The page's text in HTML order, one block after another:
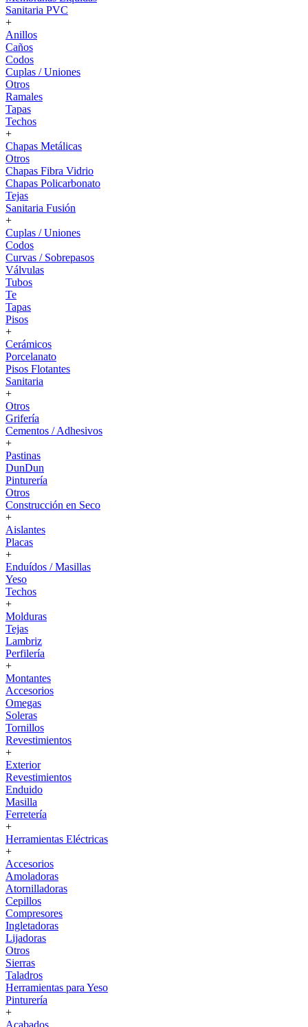
Sanitaria PVC
+
Anillos
Caños
Codos
Cuplas / Uniones
Otros
Ramales
Tapas
Techos
+
Chapas Metálicas
Otros
Chapas Fibra Vidrio
Chapas Policarbonato
Tejas
Sanitaria Fusión
+
Cuplas / Uniones
Codos
Curvas / Sobrepasos
Válvulas
Tubos
Te
Tapas
Pisos
+
Cerámicos
Porcelanato
Pisos Flotantes
Sanitaria
+
Otros
Grifería
Cementos / Adhesivos
+
Pastinas
DunDun
Pinturería
Otros
Construcción en Seco
+
Aislantes
Placas
+
Enduídos / Masillas
Yeso
Techos
+
Molduras
Tejas
Lambriz
Perfilería
+
Montantes
Accesorios
Omegas
Soleras
Tornillos
Revestimientos
+
Exterior
Revestimientos
Enduido
Masilla
Ferretería
+
Herramientas Eléctricas
+
Accesorios
Amoladoras
Atornilladoras
Cepillos
Compresores
Ingletadoras
Lijadoras
Otros
Sierras
Taladros
Herramientas para Yeso
Pinturería
+
Acabados